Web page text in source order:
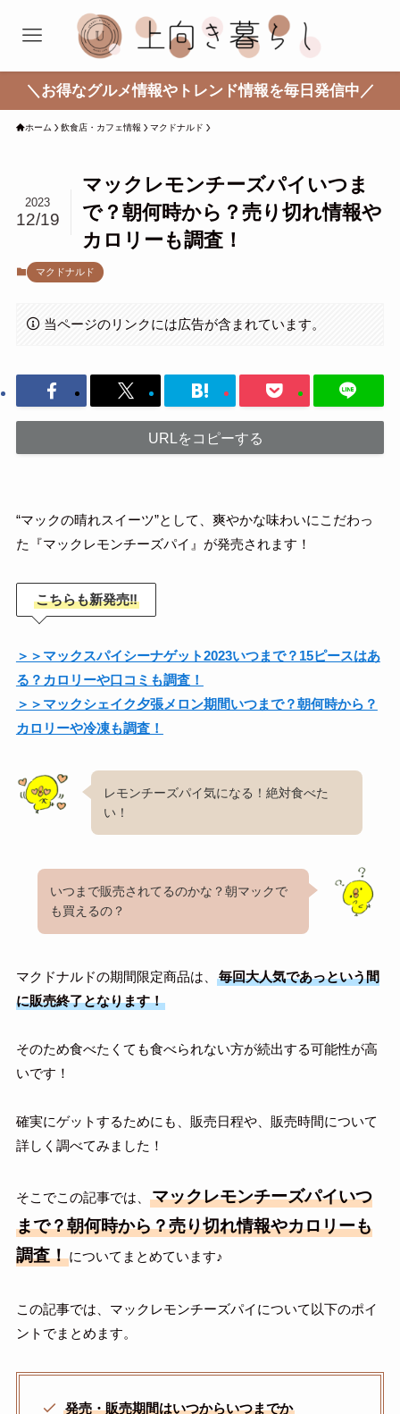
＼お得なグルメ情報やトレンド情報を毎日発信中／
ホーム 飲食店・カフェ情報 マクドナルド
マックレモンチーズパイいつま
で？朝何時から？売り切れ情報や
カロリーも調査！
2023
12/19
マクドナルド
当ページのリンクには広告が含まれています。
URLをコピーする
“マックの晴れスイーツ”として、爽やかな味わいにこだわっ
た『マックレモンチーズパイ』が発売されます！
こちらも新発売‼
＞＞マックスパイシーナゲット2023いつまで？15ピースはあ
る？カロリーや口コミも調査！
＞＞マックシェイク夕張メロン期間いつまで？朝何時から？
カロリーや冷凍も調査！
レモンチーズパイ気になる！絶対食べた
い！
いつまで販売されてるのかな？朝マックで
も買えるの？
マクドナルドの期間限定商品は、
毎回大人気であっという間
に販売終了となります！
そのため食べたくても食べられない方が続出する可能性が高
いです！
確実にゲットするためにも、販売日程や、販売時間について
詳しく調べてみました！
そこでこの記事では、
マックレモンチーズパイいつ
まで？朝何時から？売り切れ情報やカロリーも
調査！についてまとめています♪
この記事では、マックレモンチーズパイについて以下のポイ
ントでまとめます。
発売・販売期間はいつからいつまでか